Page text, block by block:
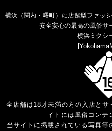
横浜（関内・曙町）に店舗型ファッ
安全安心の最高の風俗サ
横浜ミクシ
[
全店舗は18才未満の方の入店と
イトには風俗コンテ
当サイトに掲載されている写真等